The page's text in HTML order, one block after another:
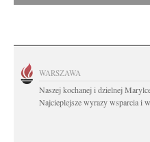
WARSZAWA
Naszej kochanej i dzielnej
Najcieplejsze wyrazy wsparcia i